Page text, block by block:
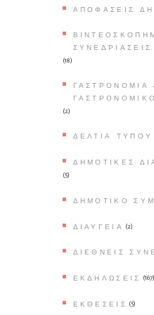
Παγετού
και ΟΡΕΙΝΗ
ΠΡΟΣΤΑΣΙΑΣ
ΑΠΟΦΆΣΕΙΣ
ΣΥΝΕΔΡΙΆΣΕΙΣ
(18)
ΓΑΣΤΡΟΝΟΜΊΑ
(2)
ΔΕΛΤΊΑ ΤΎΠΟΥ
ΔΗΜΟΤΙΚΈΣ
(5)
ΔΗΜΟΤΙΚΌ
ΔΙΑΎΓΕΙΑ (2)
ΔΙΕΘΝΕΊΣ
ΕΚΔΗΛΏΣΕΙΣ (167)
ΕΚΘΈΣΕΙΣ (5)